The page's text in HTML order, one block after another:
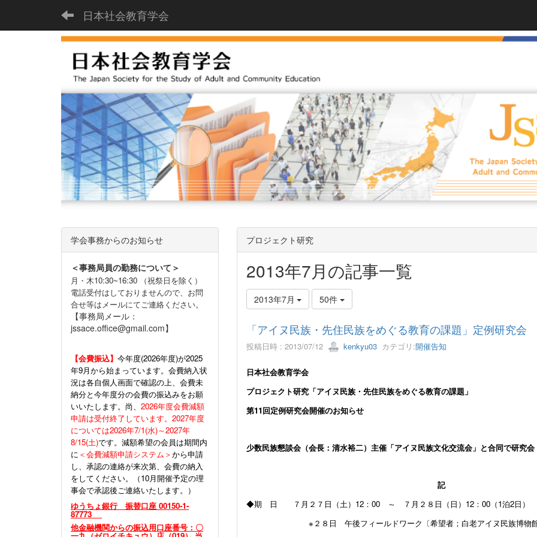
日本社会教育学会
プロジェクト研究
2013年7月の記事一覧
2013年7月 50件
「アイヌ民族・先住民族をめぐる教育の課題」定例研究会
投稿日時 : 2013/07/12 kenkyu03カテゴリ:開催告知
日本社会教育学会
プロジェクト研究「アイヌ民族・先住民族をめぐる教育の課題」
第11回定例研究会開催のお知らせ
少数民族懇談会（会長：清水裕二）主催「アイヌ民族文化交流会」と合同で研究会
記
◆期 日 ７月２７日（土） 12： 00～ ７月２８日（日） 12： 00（1泊2日）
※２８日 午後フィールドワーク〔希望者；白老アイヌ民族博物
学会事務からのお知らせ
＜事務局員の勤務について＞
月・木10:30~16:30 （祝祭日を除く）
電話受付はしておりませんので、お問
合せ等はメールにてご連絡ください。
【事務局メール：
jssace.office@gmail.com】
【会費振込】 今年度(2026年度)が2025
年9月から始まっています。会費納入状
況は各自個人画面で確認の上、会費未
納分と今年度分の会費の振込みをお願
いいたします。尚、 2026年度会費減額
申請は受付終了しています。2027年度
については2026年7/1(水)～2027年
8/15(土)です。減額希望の会員は期間内
に ＜会費減額申請システム＞から申請
し、承認の連絡が来次第、会費の納入
をしてください。（10月開催予定の理
事会で承認後ご連絡いたします。）
ゆうちょ銀行 振替口座 00150-1-
87773
他金融機関からの振込用口座番号：〇